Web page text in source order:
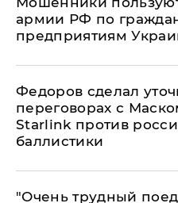
армии РФ по
предприятиям
Федоров сделал
переговорах с
Starlink против
баллистики
"Очень трудный